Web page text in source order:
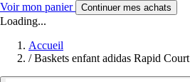
Voir mon panier Continuer mes achats
Loading...
Accueil
/ Baskets enfant adidas Rapid Court